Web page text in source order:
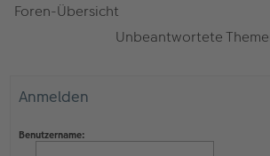
Foren-Übersicht
Unbeantwortete
Anmelden
Benutzername: